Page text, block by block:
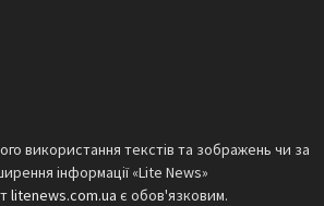
використання текстів та зображень чи за
інформації «Lite News»
litenews.com.ua є обов'язковим.